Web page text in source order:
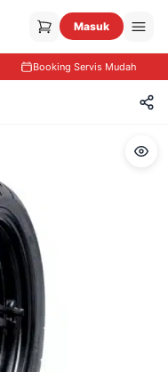
Masuk
Booking Servis Mudah